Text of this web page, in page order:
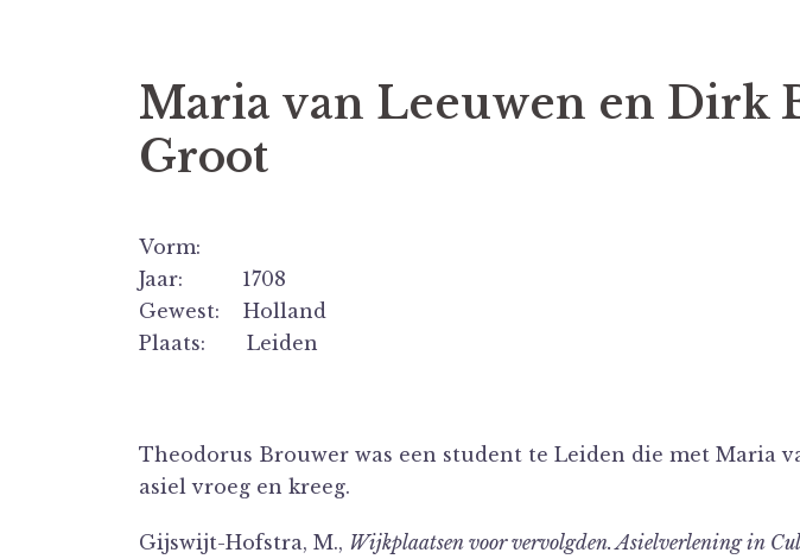
Maria van Leeuwen en Dirk
Groot
Vorm:
Jaar: 1708
Gewest: Holland
Plaats: Leiden
Theodorus Brouwer was een student te Leiden die met Maria
asiel vroeg en kreeg.
Gijswijt-Hofstra, M., Wijkplaatsen voor vervolgden. Asielverlening in